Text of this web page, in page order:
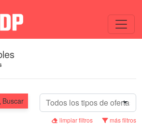
Buscar
más filtros
limpiar filtros